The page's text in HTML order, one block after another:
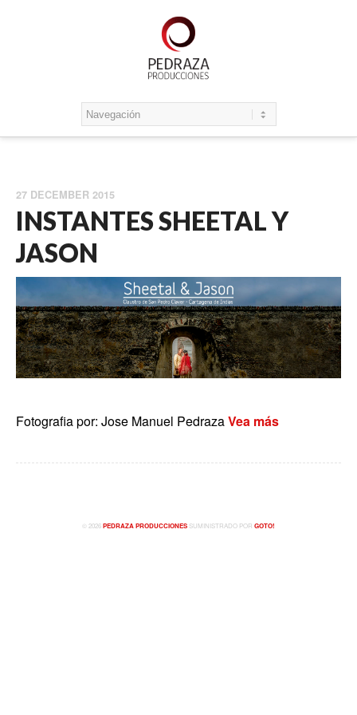
27 DECEMBER 2015
INSTANTES SHEETAL Y
JASON
Fotografia por: Jose Manuel PedrazaVea más
© 2026PEDRAZA PRODUCCIONESSUMINISTRADO POR GOTO!